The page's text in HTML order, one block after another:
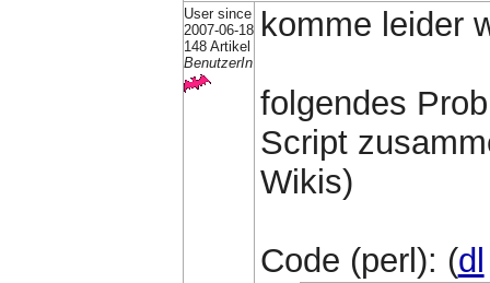
User since
2007-06-18
148 Artikel
BenutzerIn
komme leider
folgendes
Script
Wikis)
Code (perl): (dl